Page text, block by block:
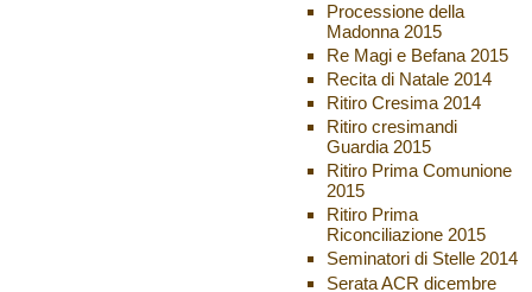
Processione della
Madonna 2015
Re Magi e Befana 2015
Recita di Natale 2014
Ritiro Cresima 2014
Ritiro cresimandi
Guardia 2015
Ritiro Prima Comunione
2015
Ritiro Prima
Riconciliazione 2015
Seminatori di Stelle 2014
Serata ACR dicembre